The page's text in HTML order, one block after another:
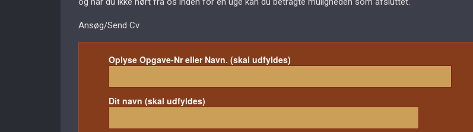
Ansøg/Send Cv
Oplyse Opgave-Nr eller Navn. (skal udfyldes)
Dit navn (skal udfyldes)